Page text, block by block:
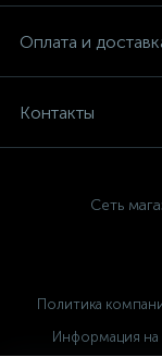
Оплата и
Контакты
Сеть
Политика
Информация на